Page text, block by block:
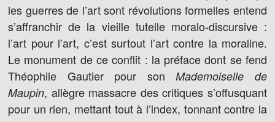
les guerres de l’art sont révolutions formelles entend
s’affranchir de la vieille tutelle moralo-discursive :
l’art pour l’art, c’est surtout l’art contre la moraline.
Le monument de ce conflit : la préface dont se fend
Théophile Gautier pour sonMademoiselle de
Maupin, allègre massacre des critiques s’offusquant
pour un rien, mettant tout à l’index, tonnant contre la